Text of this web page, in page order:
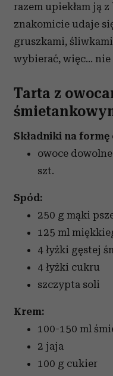
razem upiekłam ją
znakomicie udaje
gruszkami,
wybierać, więc... nie
Tarta z
Składniki na formę
owoce
szt.
Spód:
250 g mąki
125 ml
4 łyżki gęstej
4 łyżki cukru
szczypta soli
Krem:
100-150 ml
2 jaja
100 g cukier